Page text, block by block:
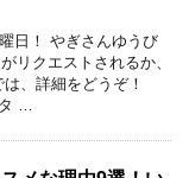
！ やぎさんゆうび
リクエストされるか、
、詳細をどうぞ！
タ …